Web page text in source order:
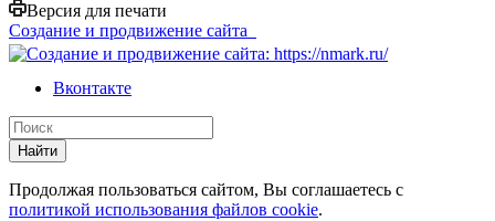
Версия для печати
Создание и продвижение сайта
Вконтакте
Найти
Продолжая пользоваться сайтом, Вы соглашаетесь с
политикой использования файлов cookie.